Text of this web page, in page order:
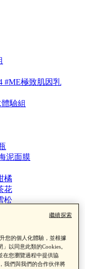
#ME極致肌因乳
驗組
泥面膜
橘
花
松
1-4 #ME舒緩小白瓶
白瓶
您的個人化體驗，並根據
以同意此類的Cookies。
在您瀏覽過程中提供協
我們與我們的合作伙伴將
繼續探索